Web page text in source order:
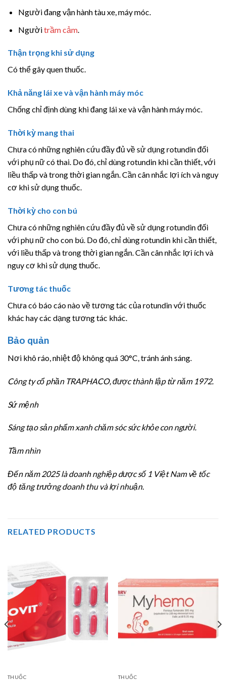
Người đang vận hành tàu xe, máy móc.
Ngườitrầm cảm.
Thận trọng khi sử dụng
Có thể gây quen thuốc.
Khả năng lái xe và vận hành máy móc
Chống chỉ định dùng khi đang lái xe và vận hành máy móc.
Thời kỳ mang thai
Chưa có những nghiên cứu đầy đủ về sử dụng rotundin đối
với phụ nữ có thai. Do đó, chỉ dùng rotundin khi cần thiết, với
liều thấp và trong thời gian ngắn. Cần cân nhắc lợi ích và nguy
cơ khi sử dụng thuốc.
Thời kỳ cho con bú
Chưa có những nghiên cứu đầy đủ về sử dụng rotundin đối
với phụ nữ cho con bú. Do đó, chỉ dùng rotundin khi cần thiết,
với liều thấp và trong thời gian ngắn. Cần cân nhắc lợi ích và
nguy cơ khi sử dụng thuốc.
Tương tác thuốc
Chưa có báo cáo nào về tương tác của rotundin với thuốc
khác hay các dạng tương tác khác.
Bảo quản
Nơi khô ráo, nhiệt độ không quá 30°C, tránh ánh sáng.
Công ty cổ phần TRAPHACO, được thành lập từ năm 1972.
Sứ mệnh
Sáng tạo sản phẩm xanh chăm sóc sức khỏe con người.
Tầm nhìn
Đến năm 2025 là doanh nghiệp dược số 1 Việt Nam về tốc
độ tăng trưởng doanh thu và lợi nhuận.
RELATED PRODUCTS
THUỐC THUỐC